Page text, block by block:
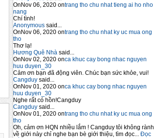
OnNov 06, 2020 ontrang tho chu nhat tieng ai ho nho
nang
Chí tình!
Anonymous said...
OnNov 06, 2020 ontrang tho chu nhat ky uc mua ong
tho
Thơ lạ!
Hương Quê Nhà said...
OnNov 02, 2020 onca khuc cay bong nhac nguyen
huu duyen_30
Cảm ơn bạn đã động viên. Chúc bạn sức khỏe, vui!
Cangduy said...
OnNov 01, 2020 onca khuc cay bong nhac nguyen
huu duyen_30
Nghe rất có hồn!Cangduy
Cangduy said...
OnNov 01, 2020 ontrang tho chu nhat ky uc mua ong
tho
Oh, cảm ơn HQN nhiều lắm ! Cangduy tôi không rành
về giới này chỉ nghe bạn bè giới thiệu, tìm đọc... Đọc